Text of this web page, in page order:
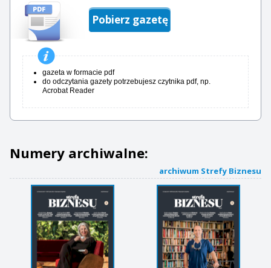
Pobierz gazetę
gazeta w formacie pdf
do odczytania gazety potrzebujesz czytnika pdf, np.
Acrobat Reader
Numery archiwalne:
archiwum Strefy Biznesu